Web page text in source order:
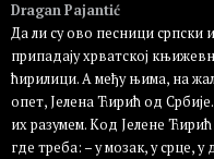
Dragan Pajantić
Да ли су ово песници српски
припадају хрватској
ћирилици. А међу њима, на
опет, Јелена Ћирић од
их разумем. Код Јелене
где треба: – у мозак, у срце,